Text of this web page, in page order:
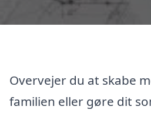
Overvejer du at skabe
familien eller gøre dit